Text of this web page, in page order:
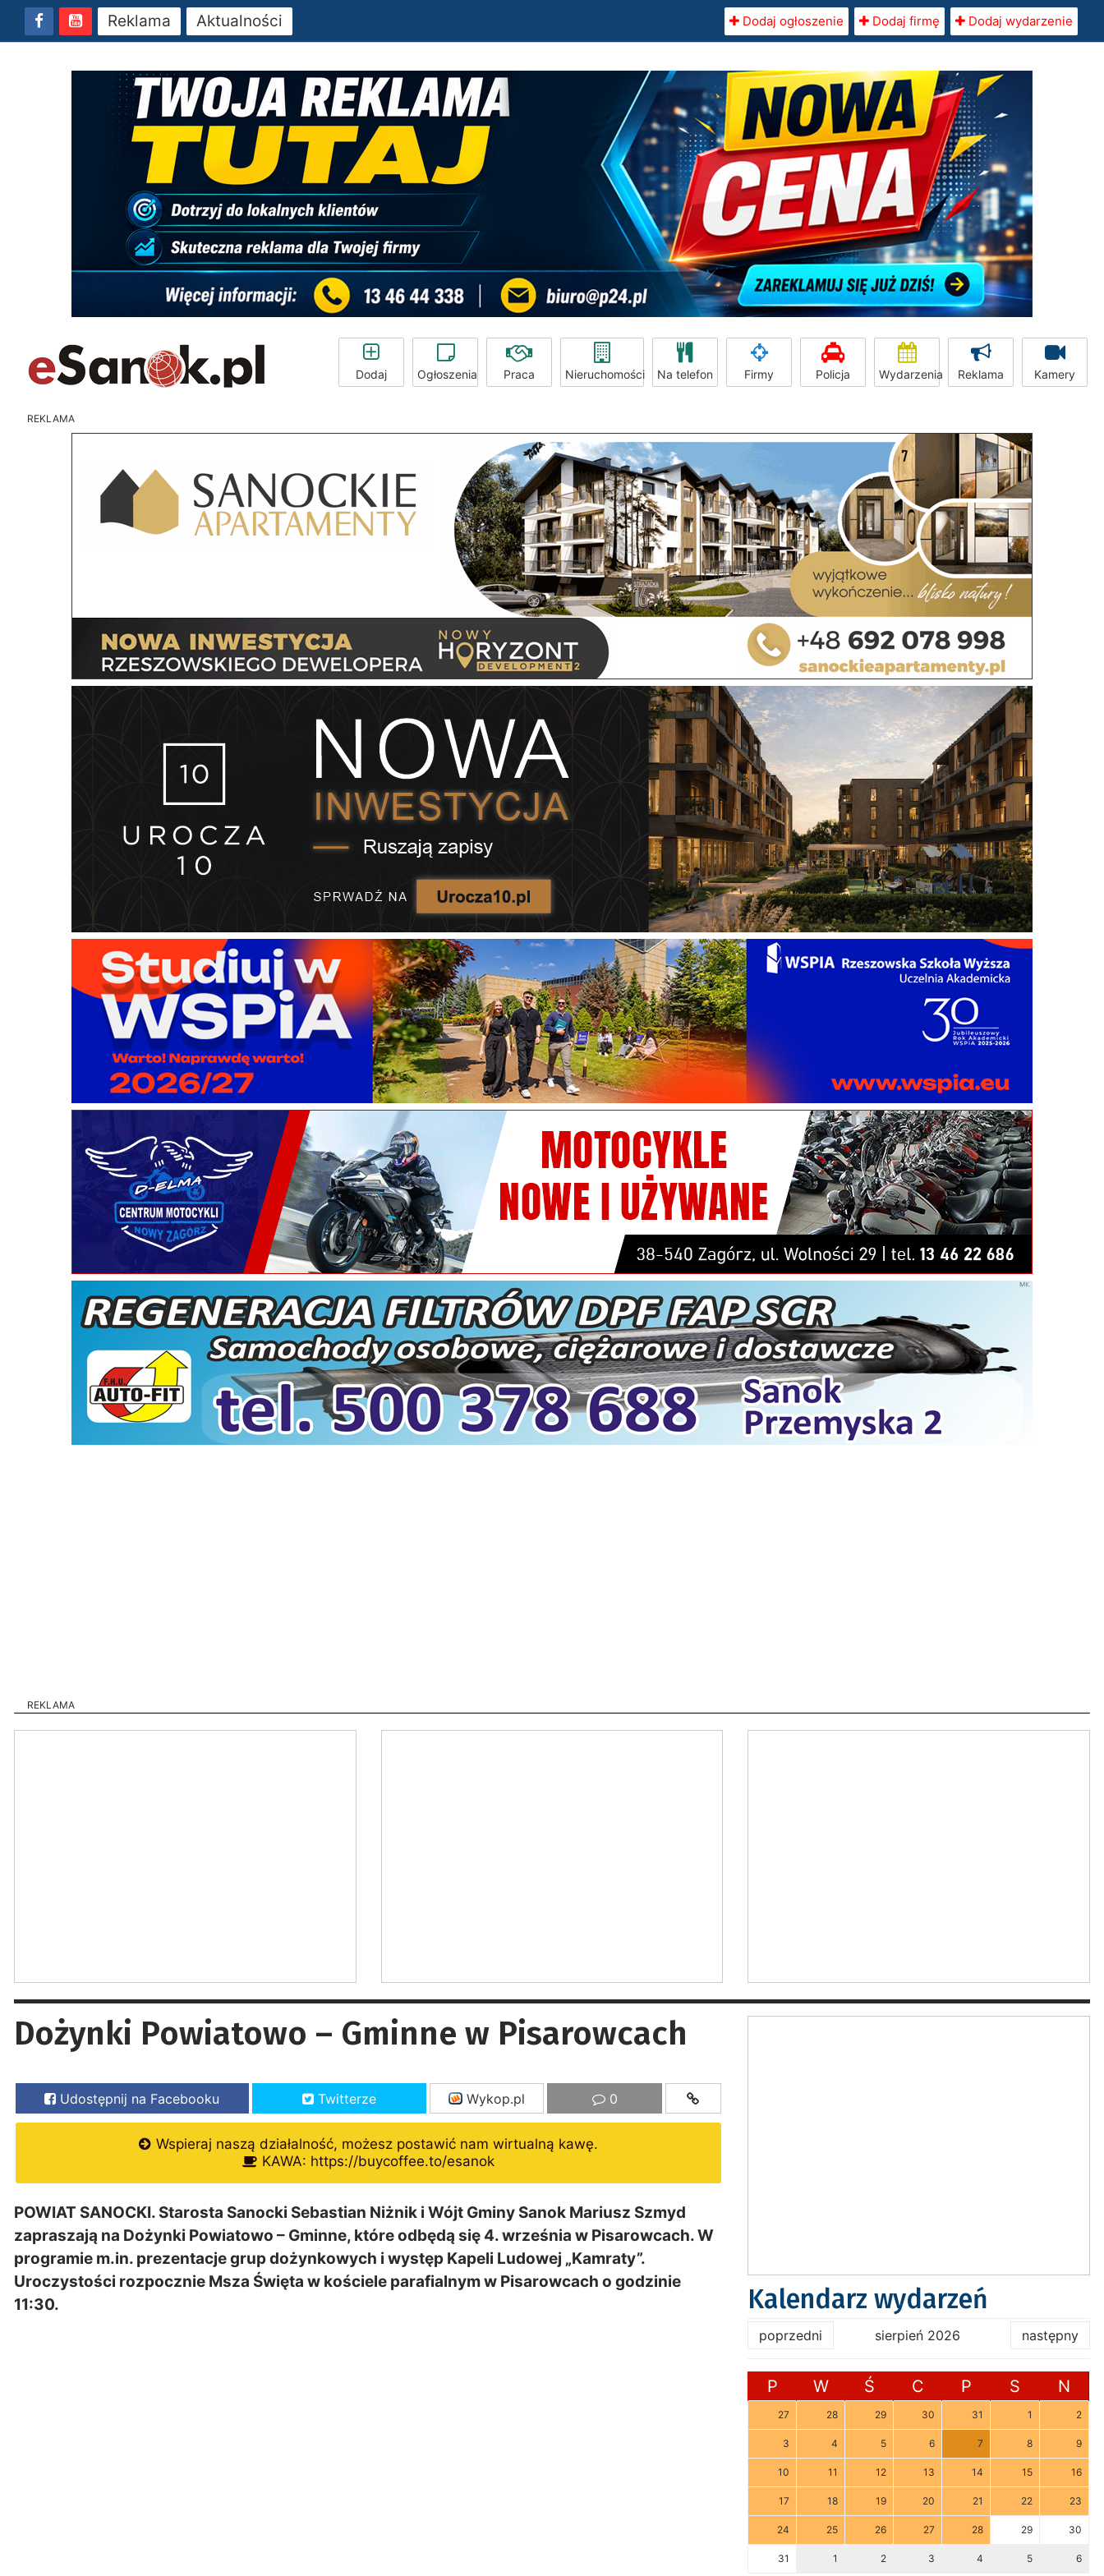
Reklama Aktualności Dodaj ogłoszenie Dodaj firmę Dodaj wydarzenie
Dodaj Ogłoszenia Praca Nieruchomości Na telefon Firmy Policja Wydarzenia Reklama Kamery
REKLAMA
REKLAMA
Dożynki Powiatowo – Gminne w Pisarowcach
Udostępnij na Facebooku Twitterze Wykop.pl 0
Wspieraj naszą działalność, możesz postawić nam wirtualną kawę.
KAWA: https://buycoffee.to/esanok
POWIAT SANOCKI. Starosta Sanocki Sebastian Niżnik i Wójt Gminy Sanok Mariusz Szmyd
zapraszają na Dożynki Powiatowo – Gminne, które odbędą się 4. września w Pisarowcach. W
programie m.in. prezentacje grup dożynkowych i występ Kapeli Ludowej „Kamraty”.
Uroczystości rozpocznie Msza Święta w kościele parafialnym w Pisarowcach o godzinie
11:30.
Kalendarz wydarzeń
poprzedni sierpień 2026 następny
P W Ś C P S N
27 28 29 30 31 1 2
3 4 5 6 7 8 9
10 11 12 13 14 15 16
17 18 19 20 21 22 23
24 25 26 27 28 29 30
31 1 2 3 4 5 6